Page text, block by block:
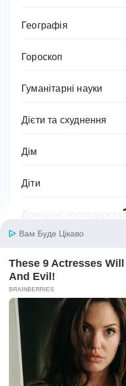
Географія
Гороскоп
Гуманітарні науки
Дієти та схуднення
Дім
Діти
Домашній затишок
Закони України
Здоров'я
Імена та значення імен